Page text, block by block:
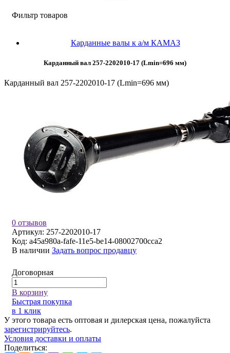
Фильтр товаров
Карданные валы к а/м КАМАЗ
Карданный вал 257-2202010-17 (Lmin=696 мм)
Карданный вал 257-2202010-17 (Lmin=696 мм)
0 отзывов
Артикул: 257-2202010-17
Код: a45a980a-fafe-11e5-be14-08002700cca2
В наличии Задать вопрос продавцу
Договорная
В корзину
Быстрая покупка
в 1 клик
У этого товара есть оптовая и дилерская цена, пожалуйста
зарегистрируйтесь.
Условия доставки и оплаты
Поделиться: